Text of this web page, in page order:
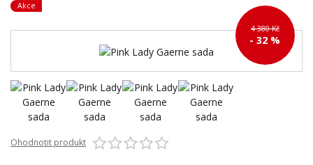
Akce
4 380 Kč
- 32 %
Ohodnotit produkt